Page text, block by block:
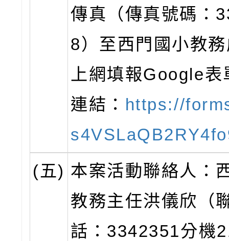
傳真（傳真號碼：
8）至西門國小教
上網填報Google
連結： https://
(五) 本案活動聯絡人：
教務主任洪儀欣（
話：3342351分機